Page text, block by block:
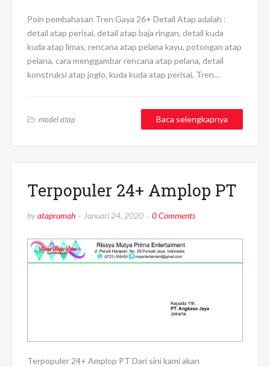
Poin pembahasan Tren Gaya 26+ Detail Atap adalah :
detail atap perisai, detail atap baja ringan, detail kuda
kuda atap limas, rencana atap pelana kayu, potongan atap
pelana, cara menggambar rencana atap pelana, detail
konstruksi atap joglo, kuda kuda atap perisai, Tren…
model atap Baca selengkapnya
Terpopuler 24+ Amplop PT
byataprumah Januari 24, 2020 0 Comments
Terpopuler 24+ Amplop PT Dari sini kami akan